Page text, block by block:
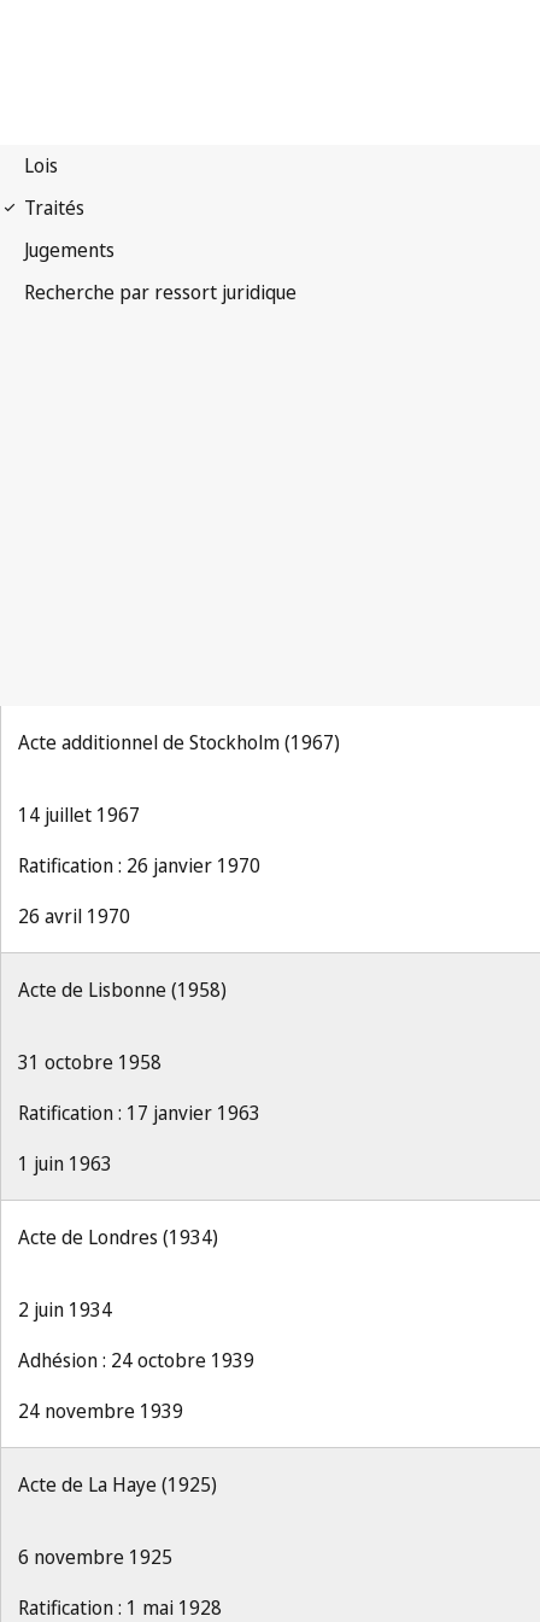
Acte additionnel de Stockholm (1967)
14 juillet 1967
Ratification : 26 janvier 1970
26 avril 1970
Acte de Lisbonne (1958)
31 octobre 1958
Ratification : 17 janvier 1963
1 juin 1963
Acte de Londres (1934)
2 juin 1934
Adhésion : 24 octobre 1939
24 novembre 1939
Acte de La Haye (1925)
6 novembre 1925
Ratification : 1 mai 1928